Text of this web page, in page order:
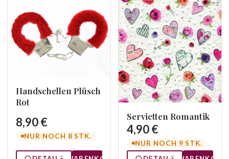
Handschellen Plüsch
Rot
8,90 €
NUR NOCH 8 STK.
Servietten Romantik
4,90 €
NUR NOCH 9 STK.